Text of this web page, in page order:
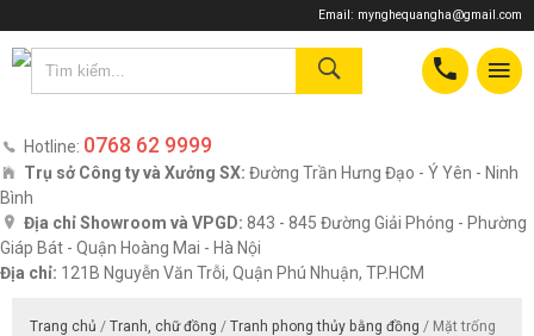
Email: mynghequangha@gmail.com
Hotline: 0768 62 9999
Trụ sở Công ty và Xưởng SX: Đường Trần Hưng Đạo - Ý Yên - Ninh
Bình
Địa chỉ Showroom và VPGD: 843 - 845 Đường Giải Phóng - Phường
Giáp Bát - Quận Hoàng Mai - Hà Nội
Địa chỉ: 121B Nguyễn Văn Trỗi, Quận Phú Nhuận, TP.HCM
Trang chủ / Tranh, chữ đồng / Tranh phong thủy bằng đồng / Mặt trống